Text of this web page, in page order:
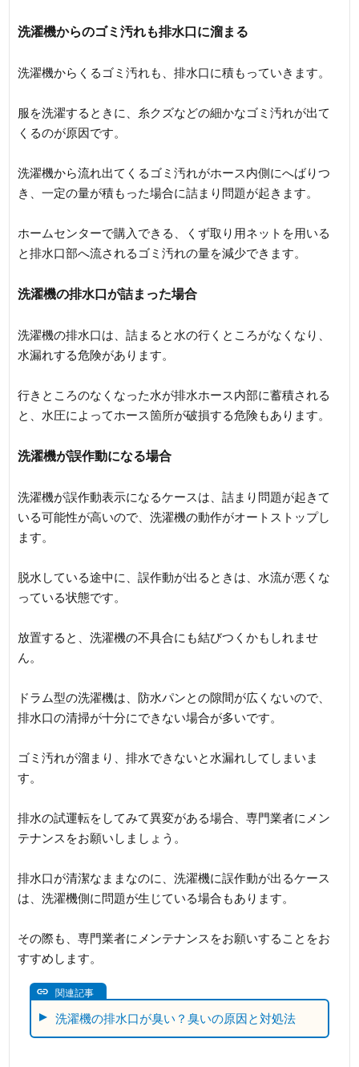
洗濯機からのゴミ汚れも排水口に溜まる
洗濯機からくるゴミ汚れも、排水口に積もっていきます。
服を洗濯するときに、糸クズなどの細かなゴミ汚れが出て
くるのが原因です。
洗濯機から流れ出てくるゴミ汚れがホース内側にへばりつ
き、一定の量が積もった場合に詰まり問題が起きます。
ホームセンターで購入できる、くず取り用ネットを用いる
と排水口部へ流されるゴミ汚れの量を減少できます。
洗濯機の排水口が詰まった場合
洗濯機の排水口は、詰まると水の行くところがなくなり、
水漏れする危険があります。
行きところのなくなった水が排水ホース内部に蓄積される
と、水圧によってホース箇所が破損する危険もあります。
洗濯機が誤作動になる場合
洗濯機が誤作動表示になるケースは、詰まり問題が起きて
いる可能性が高いので、洗濯機の動作がオートストップし
ます。
脱水している途中に、誤作動が出るときは、水流が悪くな
っている状態です。
放置すると、洗濯機の不具合にも結びつくかもしれませ
ん。
ドラム型の洗濯機は、防水パンとの隙間が広くないので、
排水口の清掃が十分にできない場合が多いです。
ゴミ汚れが溜まり、排水できないと水漏れしてしまいま
す。
排水の試運転をしてみて異変がある場合、専門業者にメン
テナンスをお願いしましょう。
排水口が清潔なままなのに、洗濯機に誤作動が出るケース
は、洗濯機側に問題が生じている場合もあります。
その際も、専門業者にメンテナンスをお願いすることをお
すすめします。
関連記事
洗濯機の排水口が臭い？臭いの原因と対処法